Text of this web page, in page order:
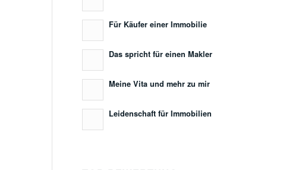
Für Käufer einer Immobilie
Das spricht für einen Makler
Meine Vita und mehr zu mir
Leidenschaft für Immobilien